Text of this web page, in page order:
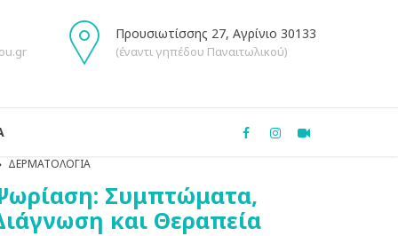
Προυσιωτίσσης 27, Αγρίνιο 30133
(έναντι γηπέδου Παναιτωλικού)
ΔΕΡΜΑΤΟΛΟΓΊΑ
Συμπτώματα,
και Θεραπεία